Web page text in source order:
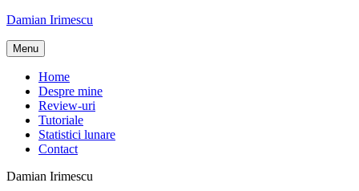
Skip
content
Damian Irimescu
Menu
Home
Despre mine
Review-uri
Tutoriale
Statistici lunare
Contact
Damian Irimescu